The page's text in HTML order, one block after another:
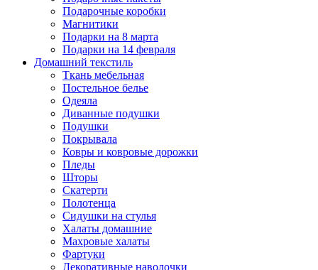
Подарочные коробки
Магнитики
Подарки на 8 марта
Подарки на 14 февраля
Домашний текстиль
Ткань мебельная
Постельное белье
Одеяла
Диванные подушки
Подушки
Покрывала
Ковры и ковровые дорожки
Пледы
Шторы
Скатерти
Полотенца
Сидушки на стулья
Халаты домашние
Махровые халаты
Фартуки
Декоративные наволочки